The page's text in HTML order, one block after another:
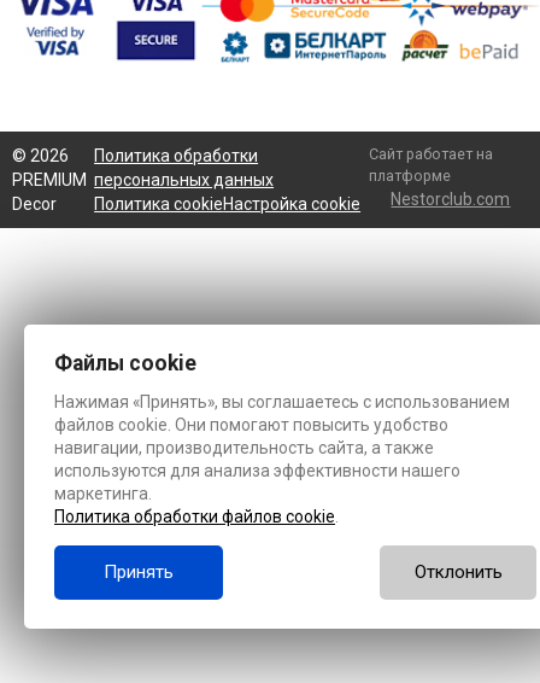
© 2026
PREMIUM
Decor
Политика обработки
персональных данных
Политика cookieНастройка cookie
Сайт работает на
платформе
Nestorclub.com
Файлы cookie
Нажимая «Принять», вы соглашаетесь с использованием
файлов cookie. Они помогают повысить удобство
навигации, производительность сайта, а также
используются для анализа эффективности нашего
маркетинга.
Политика обработки файлов cookie.
Принять Отклонить